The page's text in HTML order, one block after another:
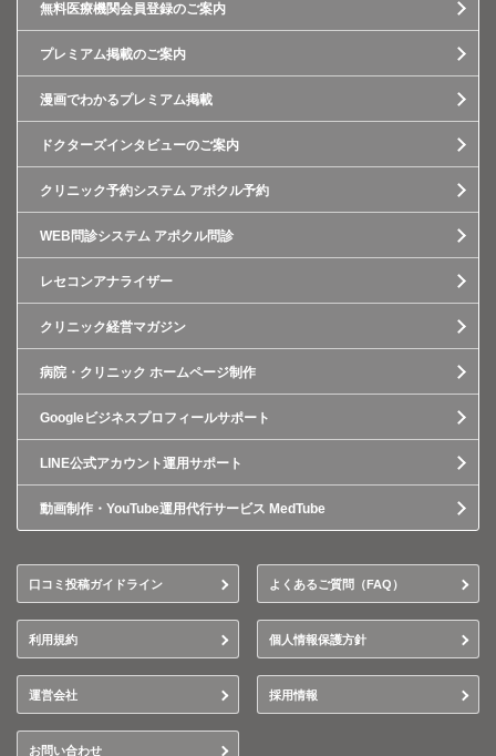
無料医療機関会員登録のご案内
プレミアム掲載のご案内
漫画でわかるプレミアム掲載
ドクターズインタビューのご案内
クリニック予約システム アポクル予約
WEB問診システム アポクル問診
レセコンアナライザー
クリニック経営マガジン
病院・クリニック ホームページ制作
Googleビジネスプロフィールサポート
LINE公式アカウント運用サポート
動画制作・YouTube運用代行サービス MedTube
口コミ投稿ガイドライン よくあるご質問（FAQ）
利用規約 個人情報保護方針
運営会社 採用情報
お問い合わせ